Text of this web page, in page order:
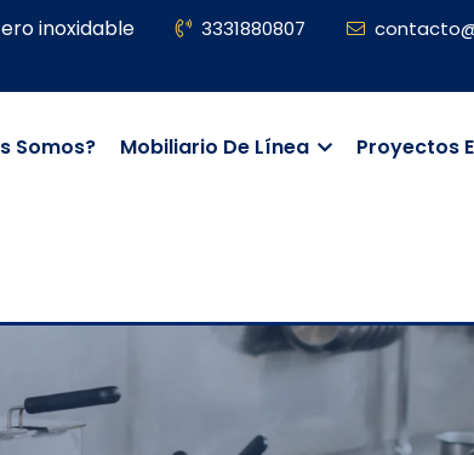
inoxidable 3331880807
Somos? Mobiliario De Línea Proyectos